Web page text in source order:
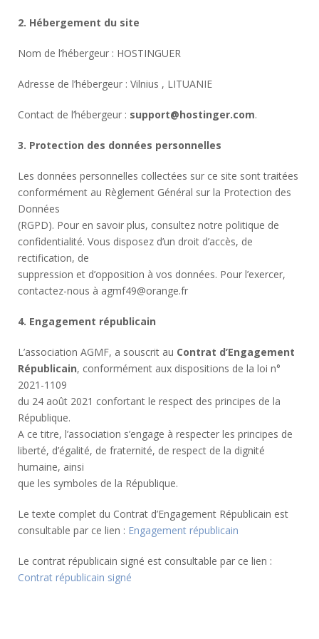
2. Hébergement du site
Nom de l’hébergeur : HOSTINGUER
Adresse de l’hébergeur : Vilnius , LITUANIE
Contact de l’hébergeur : support@hostinger.com.
3. Protection des données personnelles
Les données personnelles collectées sur ce site sont traitées
conformément au Règlement Général sur la Protection des
Données
(RGPD). Pour en savoir plus, consultez notre politique de
confidentialité. Vous disposez d’un droit d’accès, de
rectification, de
suppression et d’opposition à vos données. Pour l’exercer,
contactez-nous à agmf49@orange.fr
4. Engagement républicain
L’association AGMF, a souscrit au Contrat d’Engagement
Républicain, conformément aux dispositions de la loi n°
2021-1109
du 24 août 2021 confortant le respect des principes de la
République.
A ce titre, l’association s’engage à respecter les principes de
liberté, d’égalité, de fraternité, de respect de la dignité
humaine, ainsi
que les symboles de la République.
Le texte complet du Contrat d’Engagement Républicain est
consultable par ce lien : Engagement républicain
Le contrat républicain signé est consultable par ce lien :
Contrat républicain signé